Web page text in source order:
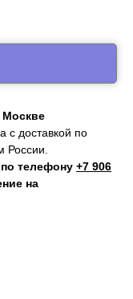
Москве
с доставкой по
России.
телефону +7 906
на